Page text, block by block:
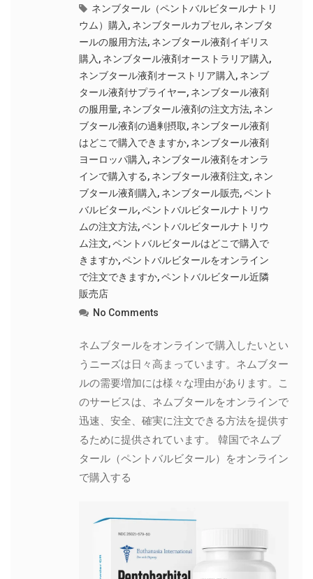
ネンブタール（ペントバルビタールナトリ
ウム）購入 , ネンブタールカプセル, ネンブタ
ールの服用方法, ネンブタール液剤イギリス
購入 , ネンブタール液剤オーストラリア購入 ,
ネンブタール液剤オーストリア購入 , ネンブ
タール液剤サプライヤー, ネンブタール液剤
の服用量, ネンブタール液剤の注文方法, ネン
ブタール液剤の過剰摂取, ネンブタール液剤
はどこで購入できますか, ネンブタール液剤
ヨーロッパ購入 , ネンブタール液剤をオンラ
インで購入する, ネンブタール液剤注文, ネン
ブタール液剤購入 , ネンブタール販売,ペント
バルビタール,ペントバルビタールナトリウ
ムの注文方法,ペントバルビタールナトリウ
ム注文,ペントバルビタールはどこで購入で
きますか,ペントバルビタールをオンライン
で注文できますか,ペントバルビタール近隣
販売店
No Comments
ネムブタールをオンラインで購入したいとい
うニーズは日々高まっています。ネムブター
ルの需要増加には様々な理由があります。こ
のサービスは、ネムブタールをオンラインで
迅速、安全、確実に注文できる方法を提供す
るために提供されています。 韓国でネムブ
タール（ペントバルビタール）をオンライン
で購入する